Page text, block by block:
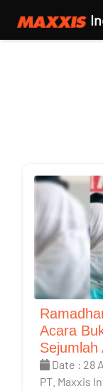
Acara
Sejumlah
Date : 28
PT. Maxxis